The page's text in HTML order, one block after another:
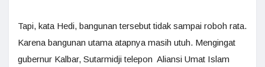
Tapi, kata Hedi, bangunan tersebut tidak sampai roboh rata.
Karena bangunan utama atapnya masih utuh. Mengingat
gubernur Kalbar, Sutarmidji telepon Aliansi Umat Islam